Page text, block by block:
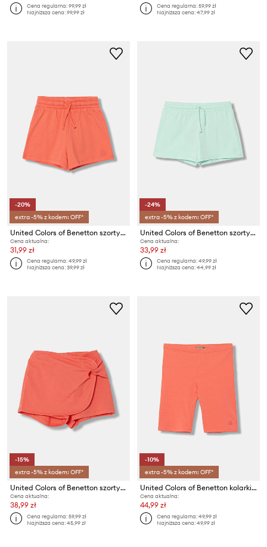
Cena regularna:99,99 zł
Najniższa cena:99,99 zł
Cena regularna:59,99 zł
Najniższa cena:47,99 zł
-20%
extra -5% z kodem: OFF*
United Colors of Benetton szorty dresowe dziecięce bawełniane
Cena aktualna:
31,99 zł
Cena regularna:49,99 zł
Najniższa cena:39,99 zł
-24%
extra -5% z kodem: OFF*
United Colors of Benetton szorty dresowe dziecięce bawełniane
Cena aktualna:
33,99 zł
Cena regularna:49,99 zł
Najniższa cena:44,99 zł
-15%
extra -5% z kodem: OFF*
United Colors of Benetton szorty dresowe dziecięce bawełniane
Cena aktualna:
38,99 zł
Cena regularna:59,99 zł
Najniższa cena:45,99 zł
-10%
extra -5% z kodem: OFF*
United Colors of Benetton kolarki dziecięce bawełniane z elastanem
Cena aktualna:
44,99 zł
Cena regularna:49,99 zł
Najniższa cena:49,99 zł